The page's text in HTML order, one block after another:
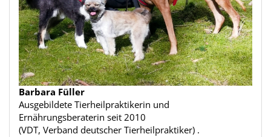
Barbara Füller
Ausgebildete Tierheilpraktikerin und
Ernährungsberaterin seit 2010
(VDT, Verband deutscher Tierheilpraktiker) .